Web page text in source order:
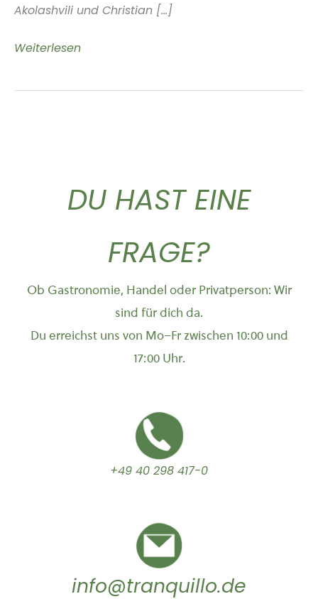
Akolashvili und Christian [...]
Tilisma
Georgien
Weiterlesen
DU HAST EINE
FRAGE?
Ob Gastronomie, Handel oder Privatperson: Wir
sind für dich da.
Du erreichst uns von Mo–Fr zwischen 10:00 und
17:00 Uhr.
+49 40 298 417-0
info@tranquillo.de